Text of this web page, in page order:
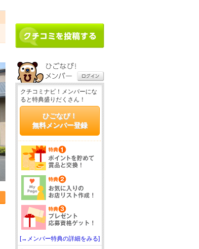
クチコミナビ！メンバーにな
ると特典盛りだくさん！
ひごなび！
無料メンバー登録
[→メンバー特典の詳細をみる]